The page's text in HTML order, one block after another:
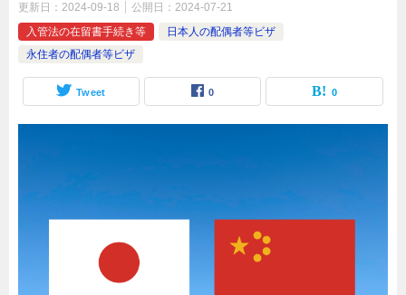
更新日： 2024-09-18 公開日： 2024-07-21
入管法の在留書手続き等
日本人の配偶者等ビザ
永住者の配偶者等ビザ
Tweet 0 0